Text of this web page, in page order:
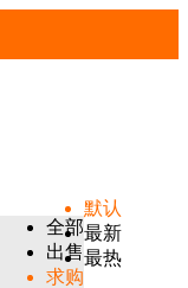
全部
出售
求购
默认
最新
最热